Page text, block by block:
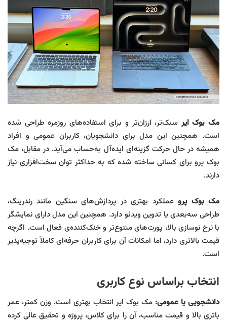
مک بوک ایرسبک‌تر، ارزان‌تر و برای استفاده‌های روزمره طراحی شده
است. همچنین این مدل برای دانشجویان، کاربران عمومی و افراد
همیشه در حال حرکت گزینه‌ای ایده‌آل به‌حساب می‌آید. در مقابل، مک
بوک پرو برای کسانی ساخته شده که به حداکثر توان سخت‌افزاری نیاز
دارند.
مک بوک پروعملکرد بهتری در پردازش‌های سنگین مانند رندرینگ،
طراحی سه‌بعدی یا تدوین ویدئو دارد. همچنین این مدل دارای نمایشگر
با نرخ نوسازی بالا، پورت‌های متنوع‌تر و خنک‌کننده‌ی فعال است. اگرچه
قیمت بالاتری دارد، اما امکانات آن برای کاربران حرفه‌ای کاملاً توجیه‌پذیر
است.
انتخاب براساس نوع کاربری
دانشجویی یا عمومی: مک بوک ایر انتخاب بهتری است. وزن کمتر، عمر
باتری بالا و قیمت مناسب، آن را برای کلاس، پروژه و تحقیق عالی کرده